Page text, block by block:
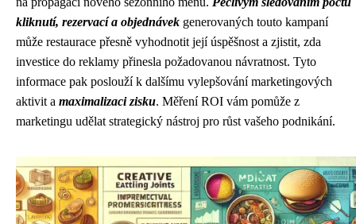
kliknutí, rezervací a objednávek generovaných touto kampaní
může restaurace přesně vyhodnotit její úspěšnost a zjistit, zda
investice do reklamy přinesla požadovanou návratnost. Tyto
informace pak poslouží k dalšímu vylepšování marketingových
aktivit a maximalizaci zisku. Měření ROI vám pomůže z
marketingu udělat strategický nástroj pro růst vašeho podnikání.